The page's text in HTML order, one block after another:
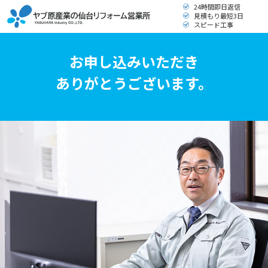
24時間即日返信
見積もり最短3日
スピード工事
お申し込みいただき
ありがとうございます。